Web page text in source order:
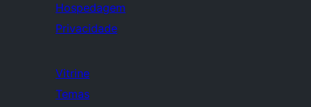
Hospedagem
Privacidade
Vitrine
Temas